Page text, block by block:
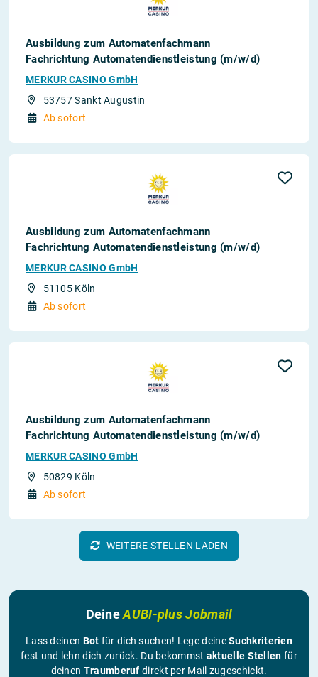
Ausbildung zum Automatenfachmann
Fachrichtung Automatendienstleistung (m/w/d)
MERKUR CASINO GmbH
53757 Sankt Augustin
Ab sofort
Ausbildung zum Automatenfachmann
Fachrichtung Automatendienstleistung (m/w/d)
MERKUR CASINO GmbH
51105 Köln
Ab sofort
Ausbildung zum Automatenfachmann
Fachrichtung Automatendienstleistung (m/w/d)
MERKUR CASINO GmbH
50829 Köln
Ab sofort
WEITERE STELLEN LADEN
DeineAUBI-plus Jobmail
Lass deinen Bot für dich suchen! Lege deineSuchkriterien
fest und lehn dich zurück. Du bekommst aktuelle Stellen für
deinen Traumberuf direkt per Mail zugeschickt.